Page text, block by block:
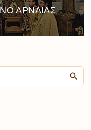
ΑΡΝΑΙΑΣ